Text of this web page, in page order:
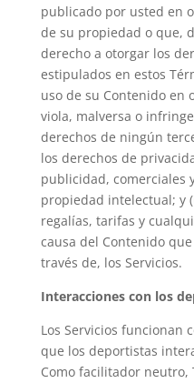
publicado por usted en
de su propiedad o que,
derecho a otorgar los
estipulados en estos
uso de su Contenido en
viola, malversa o
derechos de ningún
los derechos de
publicidad, comerciales
propiedad intelectual; y
regalías, tarifas y
causa del Contenido
través de, los Servicios.
Interacciones con los
Los Servicios funcionan
que los deportistas
Como facilitador neutro,